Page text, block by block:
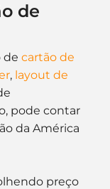
de
de cartão de
, layout de
pode contar
da América
preço